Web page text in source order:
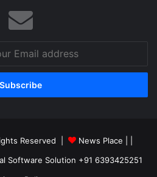
Reserved | News Place |
Software Solution +91 6393425251